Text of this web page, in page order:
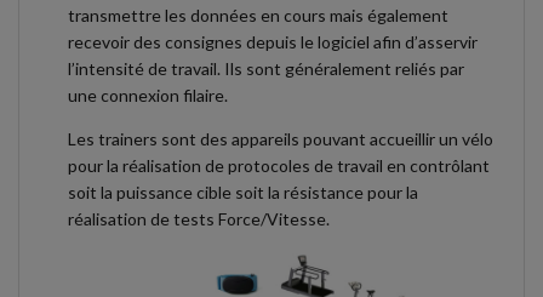
transmettre les données en cours mais également
recevoir des consignes depuis le logiciel afin d’asservir
l’intensité de travail. Ils sont généralement reliés par
une connexion filaire.
Les trainers sont des appareils pouvant accueillir un vélo
pour la réalisation de protocoles de travail en contrôlant
soit la puissance cible soit la résistance pour la
réalisation de tests Force/Vitesse.